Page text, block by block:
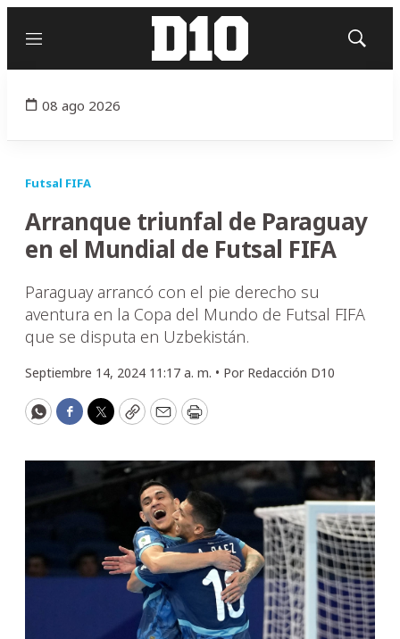
Menú
Mostrar
08 ago 2026
Futsal FIFA
Arranque triunfal de Paraguay
en el Mundial de Futsal FIFA
Paraguay arrancó con el pie derecho su
aventura en la Copa del Mundo de Futsal FIFA
que se disputa en Uzbekistán.
Septiembre 14, 2024 11:17 a. m. • Por Redacción D10
WhatsApp
Facebook
Twitter
CopyEmailPrint